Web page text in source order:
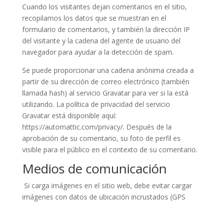
Cuando los visitantes dejan comentarios en el sitio,
recopilamos los datos que se muestran en el
formulario de comentarios, y también la dirección IP
del visitante y la cadena del agente de usuario del
navegador para ayudar a la detección de spam.
Se puede proporcionar una cadena anónima creada a
partir de su dirección de correo electrónico (también
llamada hash) al servicio Gravatar para ver si la está
utilizando. La política de privacidad del servicio
Gravatar está disponible aquí:
https://automattic.com/privacy/. Después de la
aprobación de su comentario, su foto de perfil es
visible para el público en el contexto de su comentario.
Medios de comunicación
Si carga imágenes en el sitio web, debe evitar cargar
imágenes con datos de ubicación incrustados (GPS